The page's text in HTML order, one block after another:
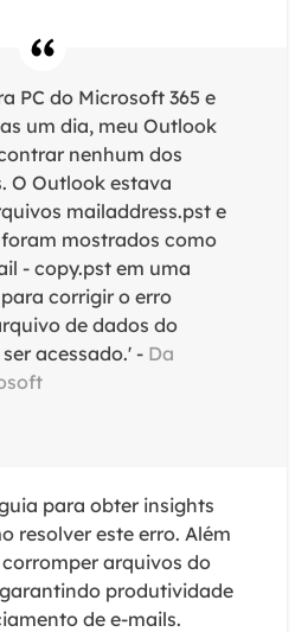
PC do Microsoft 365 e
um dia, meu Outlook
nenhum dos
O Outlook estava
mailaddress.pst e
mostrados como
- copy.pst em uma
corrigir o erro
de dados do
acessado.' - Da
para obter insights
resolver este erro. Além
arquivos do
produtividade
de e-mails.